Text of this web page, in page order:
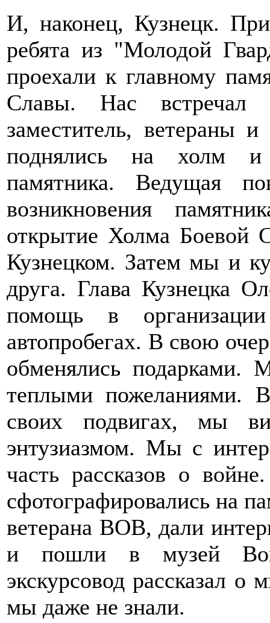
И, наконец, Кузнецк.
ребята из "Молодой
проехали к главному
Славы. Нас встречал
заместитель, ветераны
поднялись на холм и
памятника. Ведущая
возникновения
открытие Холма Боевой
Кузнецком. Затем мы и
друга. Глава Кузнецка
помощь в
автопробегах. В свою
обменялись подарками.
теплыми пожеланиями.
своих подвигах, мы
энтузиазмом. Мы с
часть рассказов о
сфотографировались на
ветерана ВОВ, дали
и пошли в музей
экскурсовод рассказал
мы даже не знали.